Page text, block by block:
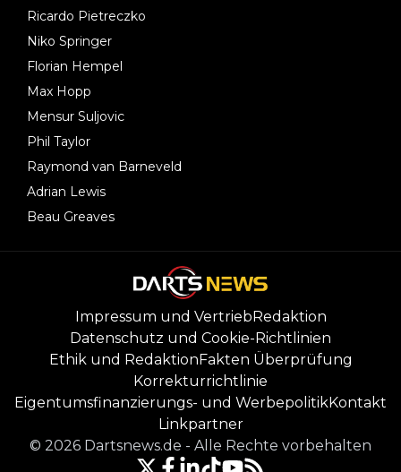
Ricardo Pietreczko
Niko Springer
Florian Hempel
Max Hopp
Mensur Suljovic
Phil Taylor
Raymond van Barneveld
Adrian Lewis
Beau Greaves
Impressum und Vertrieb Redaktion
Datenschutz und Cookie-Richtlinien
Ethik und Redaktion Fakten Überprüfung
Korrekturrichtlinie
Eigentumsfinanzierungs- und WerbepolitikKontakt
Linkpartner
© 2026 Dartsnews.de - Alle Rechte vorbehalten